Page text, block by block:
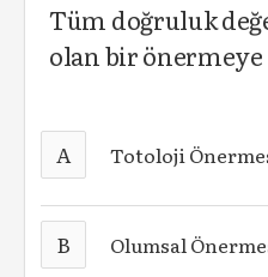
Tüm doğruluk
olan bir
A Totoloji
B Olumsal